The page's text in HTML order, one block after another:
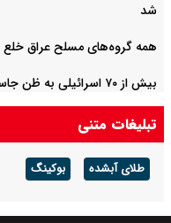
شد
همه گروه‌های مسلح عراق
بیش از ۷۰ اسرائیلی به ظن جاسوسی برای ایران بازداشت شدند
تبلیغات متنی
طلای آبشده بوکینگ